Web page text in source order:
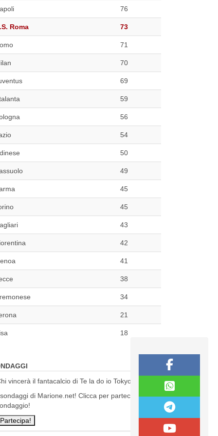
76
Roma 73
71
70
69
59
56
54
50
49
45
45
43
42
41
38
34
21
18
vincerà il fantacalcio di Te la do io Tokyo?
di Marione.net! Clicca per partecipare al